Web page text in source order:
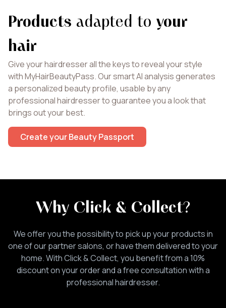
Products adapted to your
hair
Give your hairdresser all the keys to reveal your style
with MyHairBeautyPass. Our smart AI analysis generates
a personalized beauty profile, usable by any
professional hairdresser to guarantee you a look that
brings out your best.
Create your Beauty Passport
Why Click & Collect?
We offer you the possibility to pick up your products in
one of our partner salons, or have them delivered to your
home. With Click & Collect, you benefit from a 10%
discount on your order and a free consultation with a
professional hairdresser.